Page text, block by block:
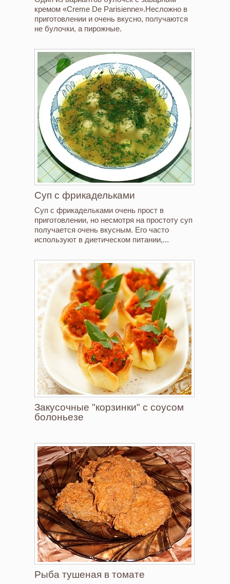
кремом «Creme De Parisienne».Несложно в
приготовлении и очень вкусно, получаются
не булочки, а пирожные.
Суп с фрикадельками
Суп с фрикадельками очень прост в
приготовлении, но несмотря на простоту суп
получается очень вкусным. Его часто
используют в диетическом питании,...
Закусочные "корзинки" с соусом
болоньезе
Рыба тушеная в томате